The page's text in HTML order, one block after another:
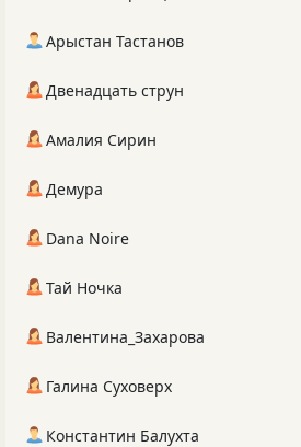
Арыстан Тастанов
Двенадцать струн
Амалия Сирин
Демура
Dana Noire
Тай Ночка
Валентина_Захарова
Галина Суховерх
Константин Балухта